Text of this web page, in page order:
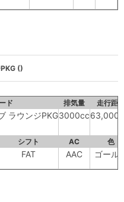
()
ド 排気量 走行距
ラウンジPKG3000cc
シフト AC 色
FAT AAC ゴール